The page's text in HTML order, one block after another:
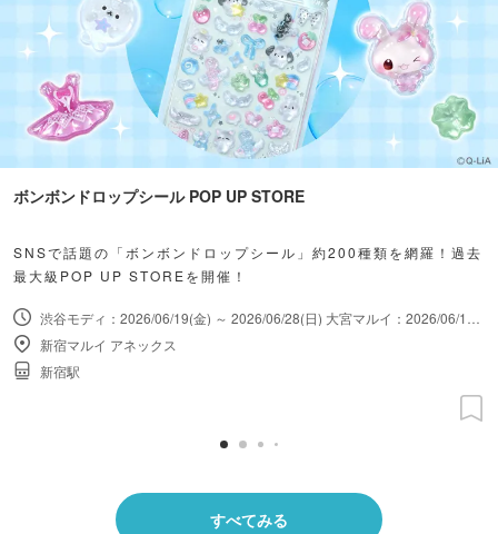
ボンボンドロップシール POP UP STORE
SNSで話題の「ボンボンドロップシール」約200種類を網羅！過去
最大級POP UP STOREを開催！
渋谷モディ：2026/06/19(金) ～ 2026/06/28(日) 大宮マルイ：2026/06/19(金) ～ 2026/06/28(日) 新宿マルイ アネックス：2026/08/28(金) ～ 2026/09/06(日)
新宿マルイ アネックス
新宿駅
すべてみる